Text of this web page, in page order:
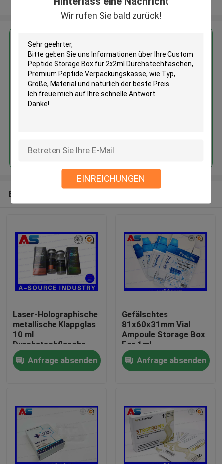
Wir rufen Sie bald zurück!
EINREICHUNGEN
Produkte
Über uns
Erhalten Sie den besten Preis für
Custom Peptide Storage Box für
2x2ml Durchstechflaschen,
Premium Peptide
Empfohlene Produkte
Laser-Holographische
metallische Klappglas
10 ml
Durchstechflasche
Steroid-Boxen
Verpackung
pharmazeutische
Anfrage absenden
Gefälschtes
81x60x31mm Vial
Ampoule Storage Box
For 1ml
AntiTestosteron-
Propionat
Anfrage absenden